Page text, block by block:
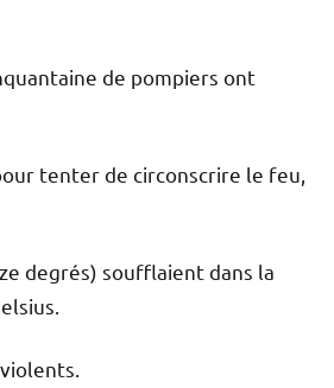
de pompiers ont
tenter de circonscrire le feu,
degrés) soufflaient dans la